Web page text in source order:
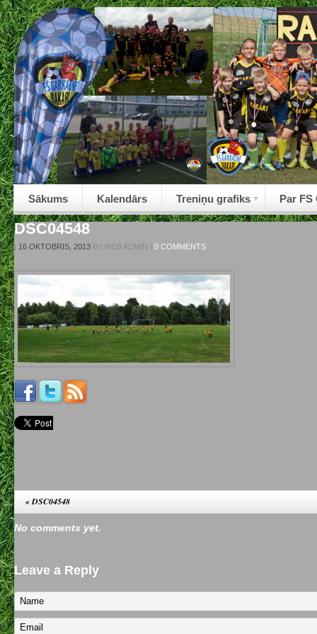
Sākums Kalendārs Treniņu grafiks Par FS
DSC04548
| 16 OKTOBRIS, 2013 BY WEB ADMIN | 0 COMMENTS
«DSC04548
No comments yet.
Leave a Reply